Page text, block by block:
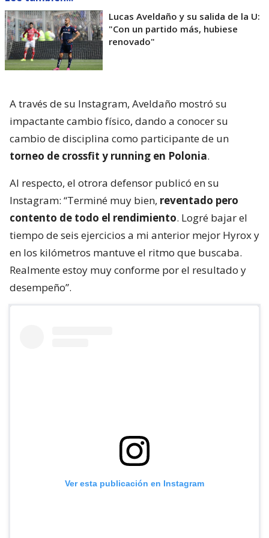
Lucas Aveldaño y su salida de la U:
"Con un partido más, hubiese
renovado"
A través de su Instagram, Aveldaño mostró su
impactante cambio físico, dando a conocer su
cambio de disciplina como participante de un
torneo de crossfit y running en Polonia.
Al respecto, el otrora defensor publicó en su
Instagram: “Terminé muy bien, reventado pero
contento de todo el rendimiento. Logré bajar el
tiempo de seis ejercicios a mi anterior mejor Hyrox y
en los kilómetros mantuve el ritmo que buscaba.
Realmente estoy muy conforme por el resultado y
desempeño”.
Ver esta publicación en Instagram